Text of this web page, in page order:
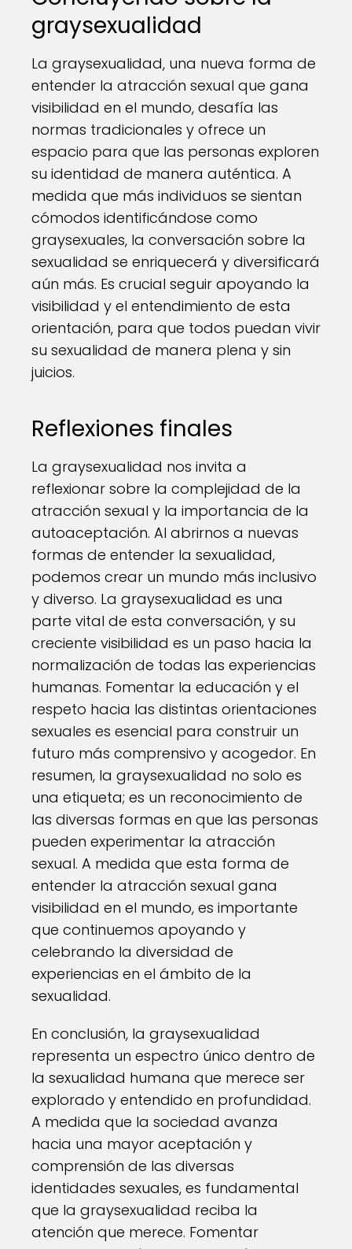
graysexualidad
La graysexualidad, una nueva forma de
entender la atracción sexual que gana
visibilidad en el mundo, desafía las
normas tradicionales y ofrece un
espacio para que las personas exploren
su identidad de manera auténtica. A
medida que más individuos se sientan
cómodos identificándose como
graysexuales, la conversación sobre la
sexualidad se enriquecerá y diversificará
aún más. Es crucial seguir apoyando la
visibilidad y el entendimiento de esta
orientación, para que todos puedan vivir
su sexualidad de manera plena y sin
juicios.
Reflexiones finales
La graysexualidad nos invita a
reflexionar sobre la complejidad de la
atracción sexual y la importancia de la
autoaceptación. Al abrirnos a nuevas
formas de entender la sexualidad,
podemos crear un mundo más inclusivo
y diverso. La graysexualidad es una
parte vital de esta conversación, y su
creciente visibilidad es un paso hacia la
normalización de todas las experiencias
humanas. Fomentar la educación y el
respeto hacia las distintas orientaciones
sexuales es esencial para construir un
futuro más comprensivo y acogedor. En
resumen, la graysexualidad no solo es
una etiqueta; es un reconocimiento de
las diversas formas en que las personas
pueden experimentar la atracción
sexual. A medida que esta forma de
entender la atracción sexual gana
visibilidad en el mundo, es importante
que continuemos apoyando y
celebrando la diversidad de
experiencias en el ámbito de la
sexualidad.
En conclusión, la graysexualidad
representa un espectro único dentro de
la sexualidad humana que merece ser
explorado y entendido en profundidad.
A medida que la sociedad avanza
hacia una mayor aceptación y
comprensión de las diversas
identidades sexuales, es fundamental
que la graysexualidad reciba la
atención que merece. Fomentar